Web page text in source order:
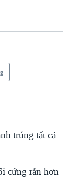
trúng tất cả
cứng rắn hơn